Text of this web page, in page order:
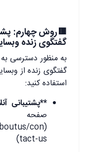
🟥روش چهارم:
گفتگوی زنده
به منظور دسترسی
گفتگوی زنده از
استفاده کنید:
**پشتیبانی
con
tact-us)